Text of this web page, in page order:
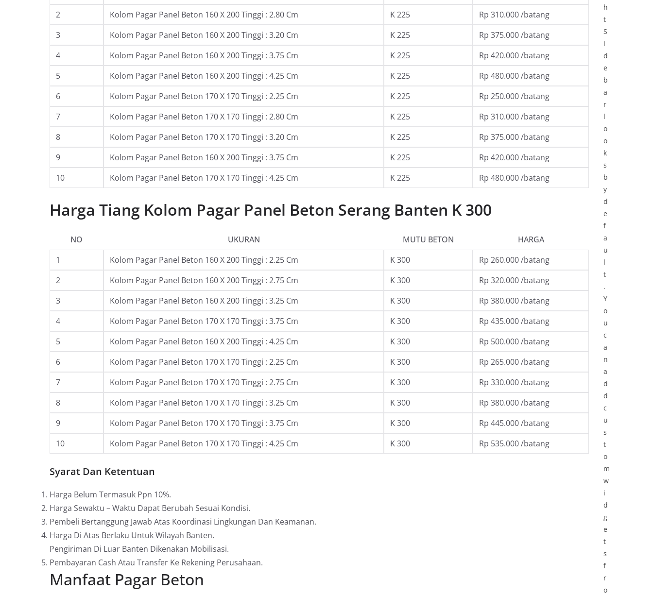
2
Kolom Pagar Panel Beton 160 X 200 Tinggi : 2.80 Cm K 225
Rp 310.000 /batang
3
Kolom Pagar Panel Beton 160 X 200 Tinggi : 3.20 Cm K 225
Rp 375.000 /batang
4
Kolom Pagar Panel Beton 160 X 200 Tinggi : 3.75 Cm K 225
Rp 420.000 /batang
5
Kolom Pagar Panel Beton 160 X 200 Tinggi : 4.25 Cm K 225
Rp 480.000 /batang
6
Kolom Pagar Panel Beton 170 X 170 Tinggi : 2.25 Cm K 225
Rp 250.000 /batang
7
Kolom Pagar Panel Beton 170 X 170 Tinggi : 2.80 Cm K 225
Rp 310.000 /batang
8
Kolom Pagar Panel Beton 170 X 170 Tinggi : 3.20 Cm K 225
Rp 375.000 /batang
9
Kolom Pagar Panel Beton 160 X 200 Tinggi : 3.75 Cm K 225
Rp 420.000 /batang
10
Kolom Pagar Panel Beton 170 X 170 Tinggi : 4.25 Cm K 225 Rp 480.000 /batang
Harga Tiang Kolom Pagar Panel Beton Serang Banten K 300
NO UKURAN MUTU BETON
HARGA
1
Kolom Pagar Panel Beton 160 X 200 Tinggi : 2.25 Cm K 300
Rp 260.000 /batang
2
Kolom Pagar Panel Beton 160 X 200 Tinggi : 2.75 Cm K 300
Rp 320.000 /batang
3
Kolom Pagar Panel Beton 160 X 200 Tinggi : 3.25 Cm K 300
Rp 380.000 /batang
4
Kolom Pagar Panel Beton 170 X 170 Tinggi : 3.75 Cm K 300
Rp 435.000 /batang
5
Kolom Pagar Panel Beton 160 X 200 Tinggi : 4.25 Cm K 300
Rp 500.000 /batang
6
Kolom Pagar Panel Beton 170 X 170 Tinggi : 2.25 Cm K 300
Rp 265.000 /batang
7
Kolom Pagar Panel Beton 170 X 170 Tinggi : 2.75 Cm K 300
Rp 330.000 /batang
8
Kolom Pagar Panel Beton 170 X 170 Tinggi : 3.25 Cm K 300
Rp 380.000 /batang
9
Kolom Pagar Panel Beton 170 X 170 Tinggi : 3.75 Cm K 300
Rp 445.000 /batang
10
Kolom Pagar Panel Beton 170 X 170 Tinggi : 4.25 Cm K 300 Rp 535.000 /batang
Syarat Dan Ketentuan
Harga Belum Termasuk Ppn 10%.
Harga Sewaktu – Waktu Dapat Berubah Sesuai Kondisi.
Pembeli Bertanggung Jawab Atas Koordinasi Lingkungan Dan Keamanan.
Harga Di Atas Berlaku Untuk Wilayah Banten.
Pengiriman Di Luar Banten Dikenakan Mobilisasi.
Pembayaran Cash Atau Transfer Ke Rekening Perusahaan.
Manfaat Pagar Beton
h
t
S
i
d
e
b
a
r
l
o
o
k
s
b
y
d
e
f
a
u
l
t
.
Y
o
u
c
a
n
a
d
d
c
u
s
t
o
m
w
i
d
g
e
t
s
f
r
o